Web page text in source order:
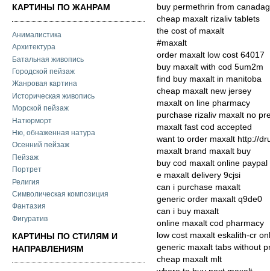
КАРТИНЫ ПО ЖАНРАМ
Анималистика
Архитектура
Батальная живопись
Городской пейзаж
Жанровая картина
Историческая живопись
Морской пейзаж
Натюрморт
Ню, обнаженная натура
Осенний пейзаж
Пейзаж
Портрет
Религия
Символическая композиция
Фантазия
Фигуратив
КАРТИНЫ ПО СТИЛЯМ И
НАПРАВЛЕНИЯМ
buy permethrin from
cheap maxalt rizaliv tablets
the cost of maxalt
#maxalt
order maxalt low cost 64017
buy maxalt with cod 5um2m
find buy maxalt in manitoba
cheap maxalt new jersey
maxalt on line pharmacy
purchase rizaliv maxalt no
maxalt fast cod accepted
want to order maxalt http://
maxalt brand maxalt buy
buy cod maxalt online paypal
e maxalt delivery 9cjsi
can i purchase maxalt
generic order maxalt q9de0
can i buy maxalt
online maxalt cod pharmacy
low cost maxalt eskalith-cr
generic maxalt tabs without
cheap maxalt mlt